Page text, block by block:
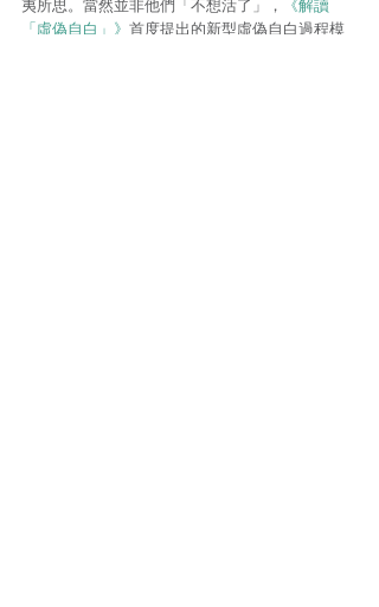
夷所思。當然並非他們「不想活了」，
《解讀
「虛偽自白」》 首度提出的新型虛偽自白過程模